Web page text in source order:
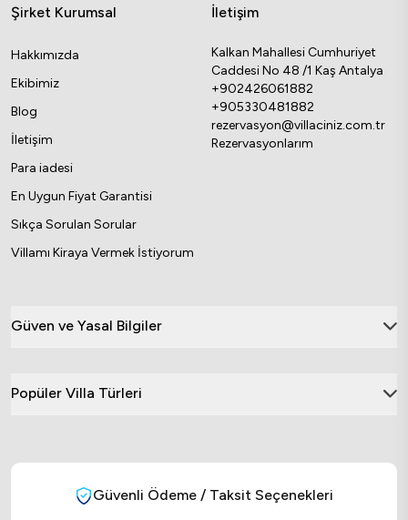
Şirket Kurumsal
Hakkımızda
Ekibimiz
Blog
İletişim
Para iadesi
En Uygun Fiyat Garantisi
Sıkça Sorulan Sorular
Villamı Kiraya Vermek İstiyorum
İletişim
Kalkan Mahallesi Cumhuriyet
Caddesi No 48 /1 Kaş Antalya
+902426061882
+905330481882
rezervasyon@villaciniz.com.tr
Rezervasyonlarım
Güven ve Yasal Bilgiler
Popüler Villa Türleri
Güvenli Ödeme / Taksit Seçenekleri